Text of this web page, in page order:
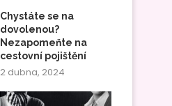
Chystáte se na
dovolenou?
Nezapomeňte na
cestovní pojištění
2 dubna, 2024